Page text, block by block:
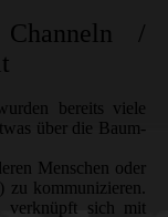
Channeln /
bereits viele
über die Baum-
Menschen oder
zu kommunizieren.
verknüpft sich mit